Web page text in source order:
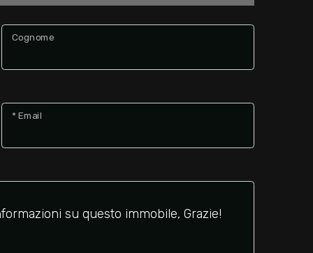
Cognome
* Email